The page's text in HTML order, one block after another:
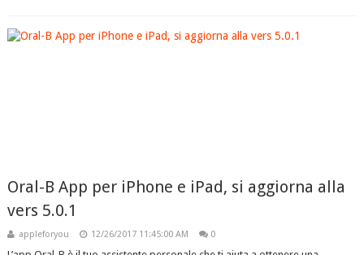
Oral-B App per iPhone e iPad, si aggiorna alla
vers 5.0.1
appleforyou 12/26/2017 11:45:00 AM 0